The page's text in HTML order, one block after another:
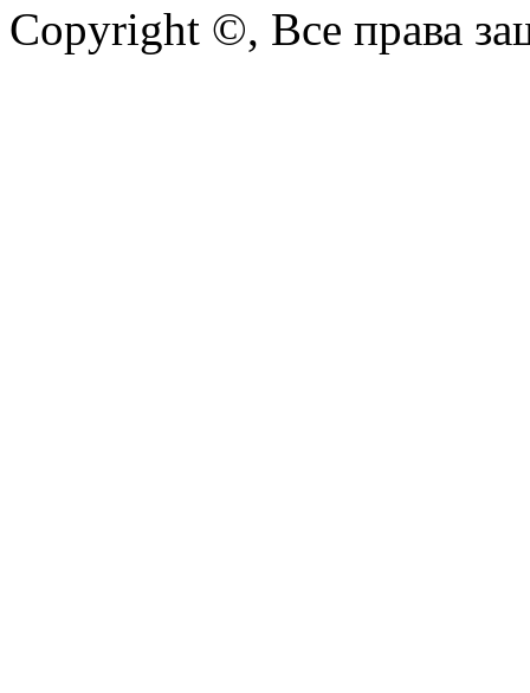
Copyright ©, Все права